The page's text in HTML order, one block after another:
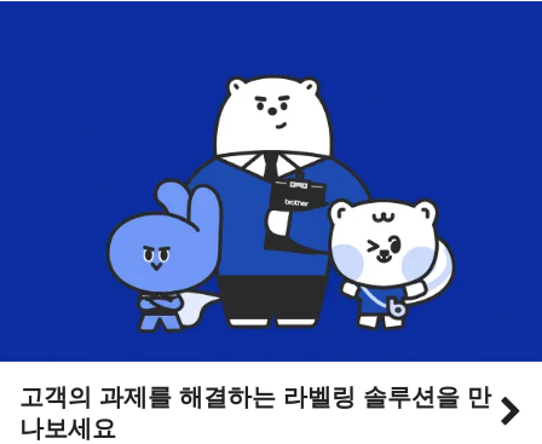
고객의 과제를 해결하는 라벨링 솔루션을 만
나보세요